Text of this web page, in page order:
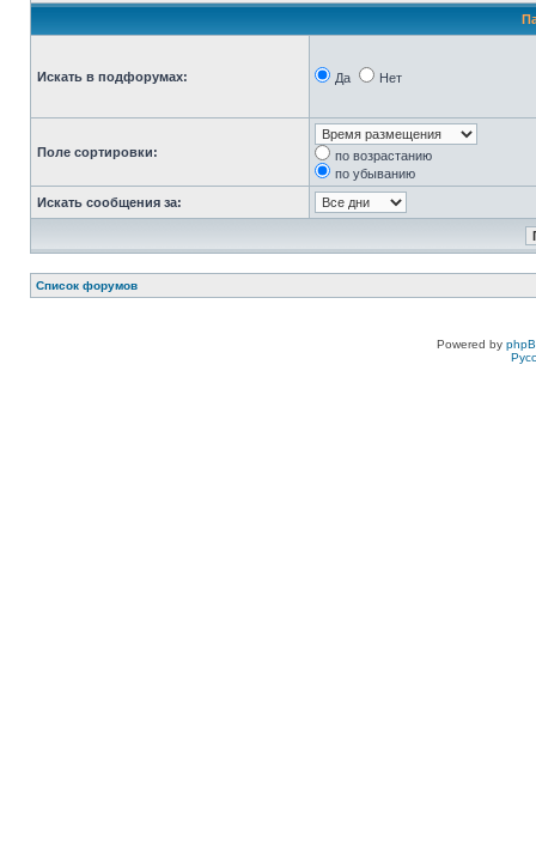
Искать в подфорумах: Да Нет
Поле сортировки:
по возрастанию
по убыванию
Искать сообщения за:
Список форумов
Powered by